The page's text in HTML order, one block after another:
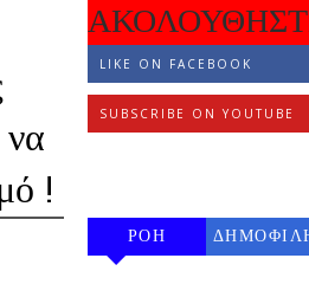
να
!
LIKE ON FACEBOOK
SUBSCRIBE ON YOUTUBE
ΡΟΗ